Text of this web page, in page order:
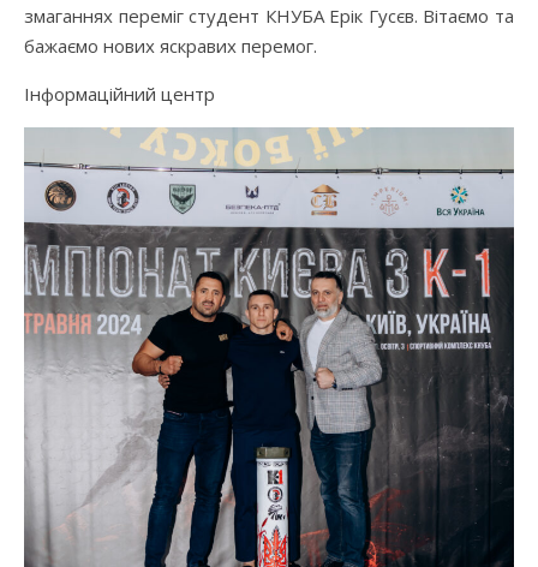
змаганнях переміг студент КНУБА Ерік Гусєв. Вітаємо та
бажаємо нових яскравих перемог.
Інформаційний центр